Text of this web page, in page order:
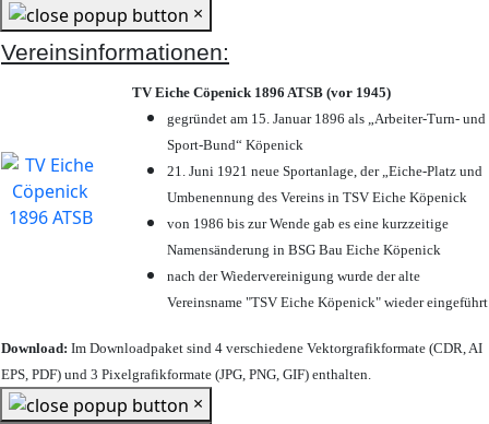
×
Vereinsinformationen:
TV Eiche Cöpenick 1896 ATSB (vor 1945)
gegründet am 15. Januar 1896 als „Arbeiter-Turn- und
Sport-Bund“ Köpenick
21. Juni 1921 neue Sportanlage, der „Eiche-Platz und
Umbenennung des Vereins in TSV Eiche Köpenick
von 1986 bis zur Wende gab es eine kurzzeitige
Namensänderung in BSG Bau Eiche Köpenick
nach der Wiedervereinigung wurde der alte
Vereinsname "TSV Eiche Köpenick" wieder eingeführt
Download: Im Downloadpaket sind 4 verschiedene Vektorgrafikformate (CDR, AI
EPS, PDF) und 3 Pixelgrafikformate (JPG, PNG, GIF) enthalten.
×